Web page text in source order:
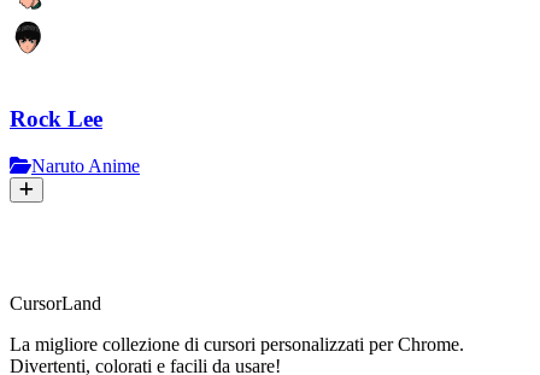
Rock Lee
Naruto Anime
CursorLand
La migliore collezione di cursori personalizzati per Chrome.
Divertenti, colorati e facili da usare!